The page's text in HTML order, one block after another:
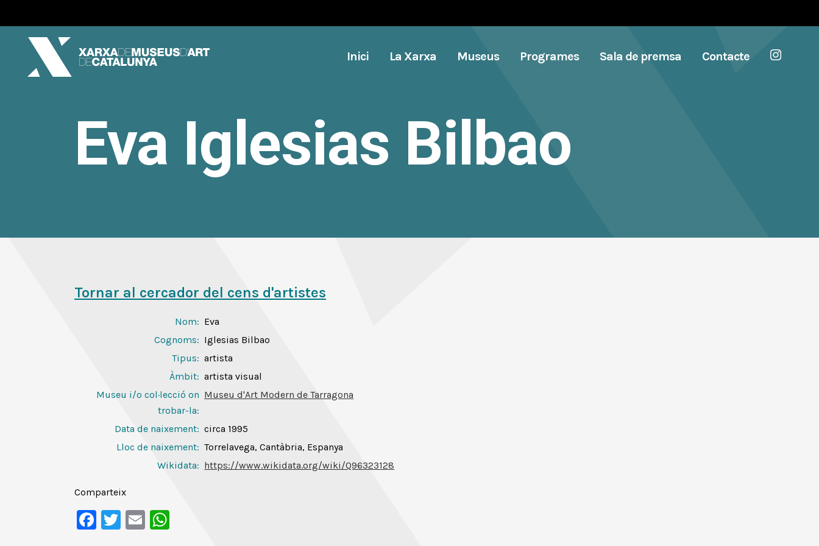
Inici La Xarxa Museus Programes Sala de premsa Contacte
Eva Iglesias Bilbao
Tornar al cercador del cens d'artistes
Nom: Eva
Cognoms: Iglesias Bilbao
Tipus: artista
Àmbit: artista visual
Museu i/o col·lecció on
trobar-la:
Museu d'Art Modern de Tarragona
Data de naixement: circa 1995
Lloc de naixement: Torrelavega, Cantàbria, Espanya
Wikidata: https://www.wikidata.org/wiki/Q96323128
Comparteix
Facebook
Twitter
Email